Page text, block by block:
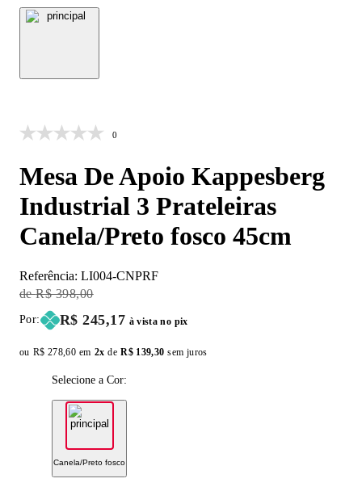
0
Mesa De Apoio Kappesberg
Industrial 3 Prateleiras
Canela/Preto fosco 45cm
Referência: LI004-CNPRF
Original Price:
R$ 398,00
Por: Price:
R$ 245,17 à vista no pix
ou Original price:
R$ 278,60 em 2x de Installment price:
R$ 139,30 sem juros
Selecione a Cor:
Canela/Preto fosco